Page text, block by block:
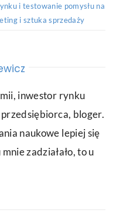
i testowanie pomysłu na
i sztuka sprzedaży
inwestor rynku
bloger.
naukowe lepiej się
zadziałało, to u